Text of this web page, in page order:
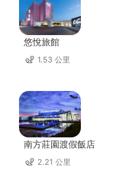
悠悅旅館
1.53 公里
南方莊園渡假飯店
2.21 公里